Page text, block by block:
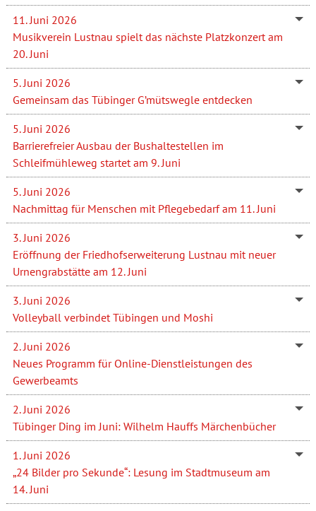
11. Juni 2026
Musikverein Lustnau spielt das nächste Platzkonzert am
20. Juni
5. Juni 2026
Gemeinsam das Tübinger G’mütswegle entdecken
5. Juni 2026
Barrierefreier Ausbau der Bushaltestellen im
Schleifmühleweg startet am 9. Juni
5. Juni 2026
Nachmittag für Menschen mit Pflegebedarf am 11. Juni
3. Juni 2026
Eröffnung der Friedhofserweiterung Lustnau mit neuer
Urnengrabstätte am 12. Juni
3. Juni 2026
Volleyball verbindet Tübingen und Moshi
2. Juni 2026
Neues Programm für Online-Dienstleistungen des
Gewerbeamts
2. Juni 2026
Tübinger Ding im Juni: Wilhelm Hauffs Märchenbücher
1. Juni 2026
„24 Bilder pro Sekunde“: Lesung im Stadtmuseum am
14. Juni